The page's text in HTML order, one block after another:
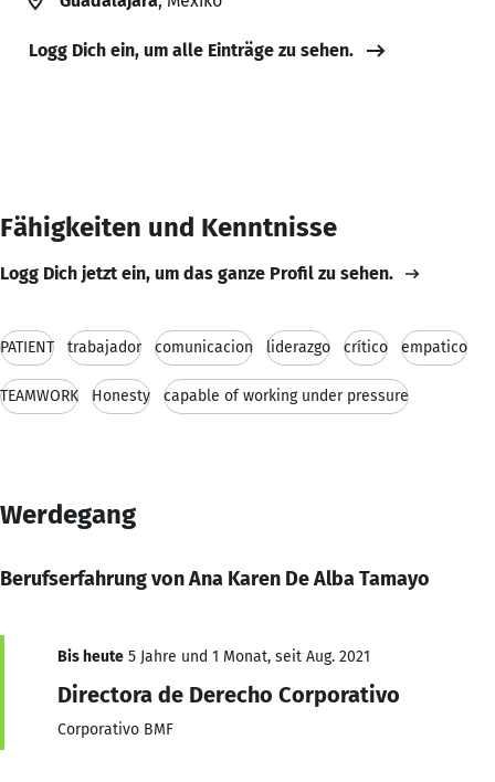
Logg Dich ein, um alle Einträge zu sehen.
Fähigkeiten und Kenntnisse
Logg Dich jetzt ein, um das ganze Profil zu sehen.
PATIENT trabajador comunicacion liderazgo crítico empatico
TEAMWORK Honesty capable of working under pressure
Werdegang
Berufserfahrung von Ana Karen De Alba Tamayo
Bis heute 5 Jahre und 1 Monat, seit Aug. 2021
Directora de Derecho Corporativo
Corporativo BMF